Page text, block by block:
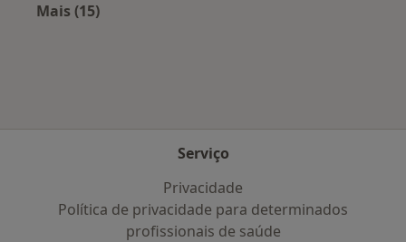
Mais (15)
Serviço
Privacidade
Política de privacidade para determinados
profissionais de saúde